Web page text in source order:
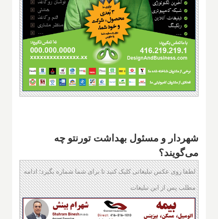
شهردار و مسئول بهداشت تورنتو چه
می‌گویند؟
لطفا روی عکس تبلیغاتی کلیک کنید تا برای شما شماره بگیرد؛ ادامه
مطلب پس از این تبلیغات